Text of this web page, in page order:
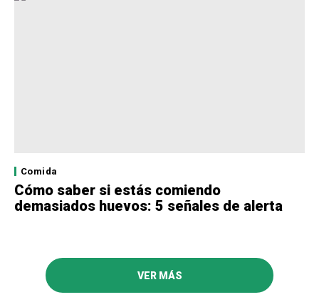
Comida
Cómo saber si estás comiendo
demasiados huevos: 5 señales de alerta
VER MÁS